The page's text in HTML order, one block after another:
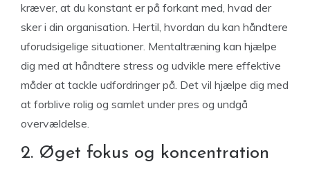
kræver, at du konstant er på forkant med, hvad der
sker i din organisation. Hertil, hvordan du kan håndtere
uforudsigelige situationer. Mentaltræning kan hjælpe
dig med at håndtere stress og udvikle mere effektive
måder at tackle udfordringer på. Det vil hjælpe dig med
at forblive rolig og samlet under pres og undgå
overvældelse.
2. Øget fokus og koncentration